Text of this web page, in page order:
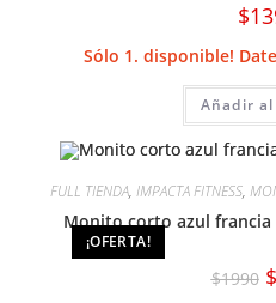
$
Sólo 1. disponible!
Añadir
¡OFERTA!
FULL TIENDA, IMPACTA FITNESS,
Monito corto azul
$1990 El
$